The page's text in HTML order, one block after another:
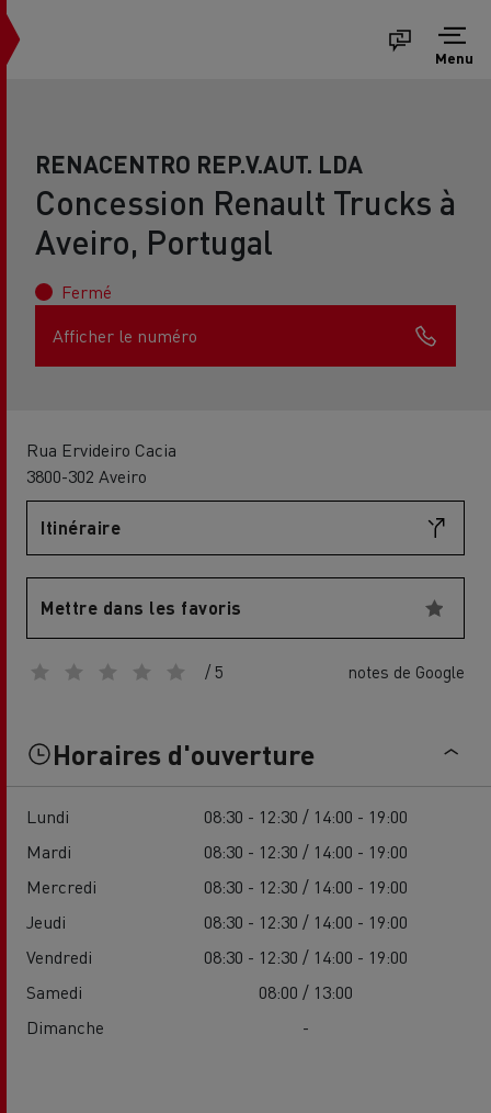
Menu
RENACENTRO REP.V.AUT. LDA
Concession Renault Trucks à
Aveiro, Portugal
Fermé
Afficher le numéro
Rua Ervideiro Cacia
3800-302 Aveiro
Itinéraire
Mettre dans les favoris
/ 5 notes de Google
Horaires d'ouverture
Lundi
08:30 - 12:30 / 14:00 - 19:00
Mardi
08:30 - 12:30 / 14:00 - 19:00
Mercredi
08:30 - 12:30 / 14:00 - 19:00
Jeudi
08:30 - 12:30 / 14:00 - 19:00
Vendredi
08:30 - 12:30 / 14:00 - 19:00
Samedi
08:00 / 13:00
Dimanche
-